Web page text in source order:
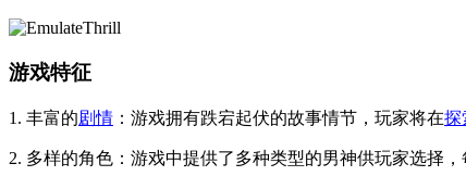
游戏特征
1. 丰富的剧情 ：游戏拥有跌宕起伏的故事情节，玩家将在探
2. 多样的角色：游戏中提供了多种类型的男神供玩家选择